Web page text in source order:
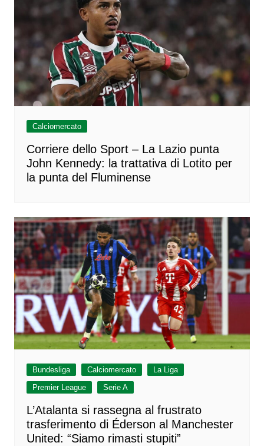
Calciomercato
Corriere dello Sport – La Lazio punta
John Kennedy: la trattativa di Lotito per
la punta del Fluminense
Bundesliga Calciomercato
La Liga
Premier League
Serie A
L’Atalanta si rassegna al frustrato
trasferimento di Éderson al Manchester
United: “Siamo rimasti stupiti”